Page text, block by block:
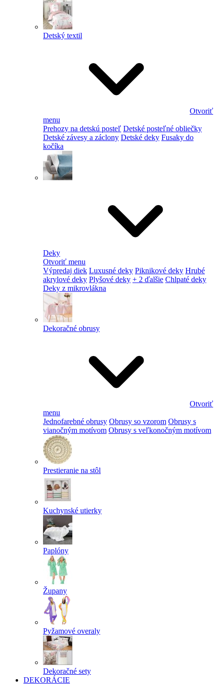
Detský textil
Otvoriť
menu
Prehozy na detskú posteľ Detské posteľné obliečky
Detské závesy a záclony Detské deky Fusaky do
kočíka
Deky
Otvoriť menu
Výpredaj diek Luxusné deky Piknikové deky Hrubé
akrylové deky Plyšové deky + 2 ďalšie Chlpaté deky
Deky z mikrovlákna
Dekoračné obrusy
Otvoriť
menu
Jednofarebné obrusy Obrusy so vzorom Obrusy s
vianočným motívom Obrusy s veľkonočným motívom
Prestieranie na stôl
Kuchynské utierky
Paplóny
Župany
Pyžamové overaly
Dekoračné sety
DEKORÁCIE